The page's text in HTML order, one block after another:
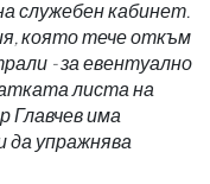
служебен кабинет.
която тече откъм
- за евентуално
листа на
Главчев има
да упражнява